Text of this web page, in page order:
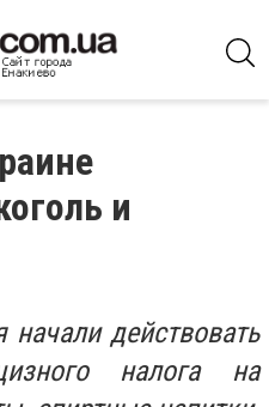
и
действовать
налога на